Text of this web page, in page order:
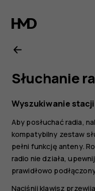
Nokia
2720
—
obsługi
Słuchanie
Wyszukiwanie
Aby posłuchać radia,
kompatybilny zestaw
pełni funkcję anteny.
radio nie działa,
prawidłowo
Naciśnij klawisz